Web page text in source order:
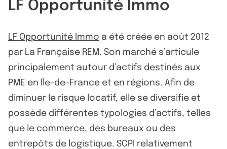
LF Opportunité Immo
LF Opportunité Immo a été créée en août 2012
par La Française REM. Son marché s’articule
principalement autour d’actifs destinés aux
PME en Île-de-France et en régions. Afin de
diminuer le risque locatif, elle se diversifie et
possède différentes typologies d’actifs, telles
que le commerce, des bureaux ou des
entrepôts de logistique. SCPI relativement